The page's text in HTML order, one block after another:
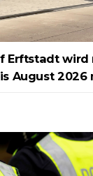
Erftstadt
August 2026